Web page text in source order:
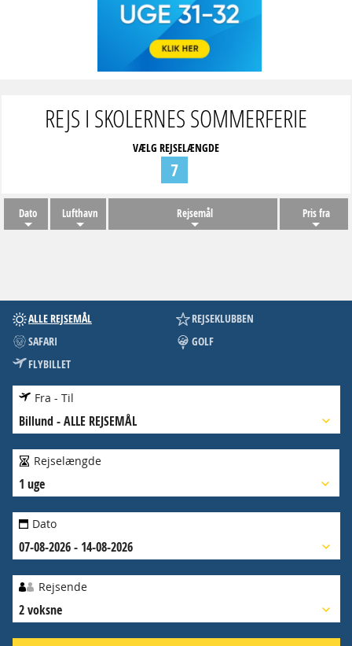
REJS I SKOLERNES SOMMERFERIE
VÆLG REJSELÆNGDE
7
Dato Lufthavn Rejsemål Pris fra
ALLE REJSEMÅL
REJSEKLUBBEN
SAFARI
GOLF
FLYBILLET
Fra - Til
Billund -ALLE REJSEMÅL
Rejselængde
1 uge
Dato
07-08-2026 - 14-08-2026
Rejsende
2 voksne